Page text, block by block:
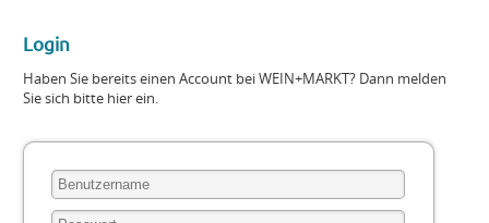
Login
Haben Sie bereits einen Account bei WEIN+MARKT? Dann melden
Sie sich bitte hier ein.